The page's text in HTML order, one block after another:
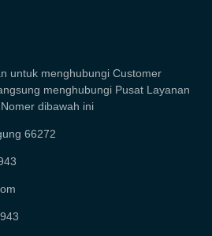
untuk menghubungi Customer
menghubungi Pusat Layanan
dibawah ini
66272